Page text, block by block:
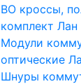
ВО кроссы,
комплект
Модули
оптические
Шнуры